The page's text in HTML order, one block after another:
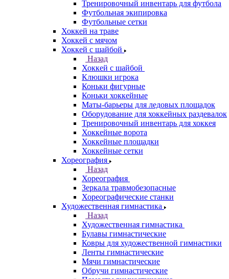
Тренировочный инвентарь для футбола
Футбольная экипировка
Футбольные сетки
Хоккей на траве
Хоккей с мячом
Хоккей с шайбой
Назад
Хоккей с шайбой
Клюшки игрока
Коньки фигурные
Коньки хоккейные
Маты-барьеры для ледовых площадок
Оборудование для хоккейных раздевалок
Тренировочный инвентарь для хоккея
Хоккейные ворота
Хоккейные площадки
Хоккейные сетки
Хореография
Назад
Хореография
Зеркала травмобезопасные
Хореографические станки
Художественная гимнастика
Назад
Художественная гимнастика
Булавы гимнастические
Ковры для художественной гимнастики
Ленты гимнастические
Мячи гимнастические
Обручи гимнастические